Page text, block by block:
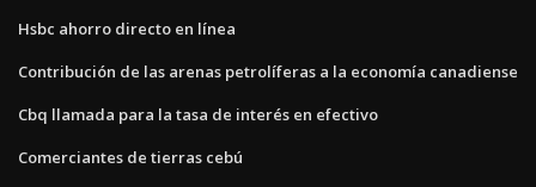
Hsbc ahorro directo en línea
Contribución de las arenas petrolíferas a la economía canadiense
Cbq llamada para la tasa de interés en efectivo
Comerciantes de tierras cebú